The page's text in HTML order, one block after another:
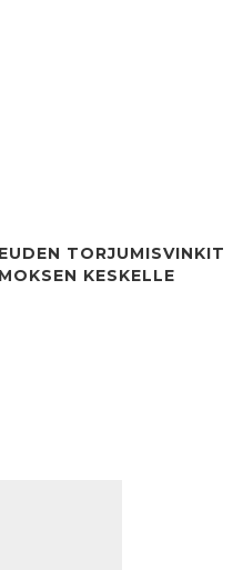
TORJUMISVINKIT
KESKELLE